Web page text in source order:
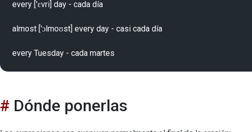
every ['ɛvri] day - cada día
almost ['ɔlmoʊst] every day - casi cada día
Dónde ponerlas